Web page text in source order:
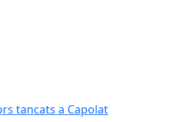
tancats a Capolat
tancats a Capolat